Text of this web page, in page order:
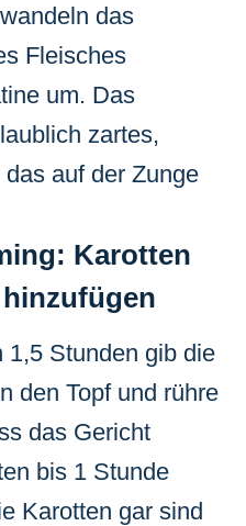
das
Fleisches
um. Das
zartes,
auf der Zunge
Karotten
1,5 Stunden gib die
den Topf und rühre
das Gericht
bis 1 Stunde
Karotten gar sind